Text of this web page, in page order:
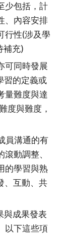
少包括，計
、內容安排
行性(涉及學
補充)
可同時發展
習的定義或
量難度與達
度與難度，
員溝通的有
動調整、
的學習與熟
、互動、共
與成果發表
以下這些項